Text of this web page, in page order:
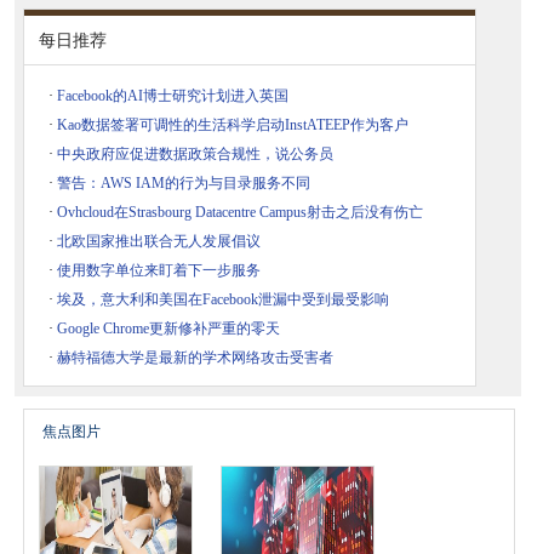
每日推荐
· Facebook的AI博士研究计划进入英国
· Kao数据签署可调性的生活科学启动InstATEEP作为客户
· 中央政府应促进数据政策合规性，说公务员
· 警告：AWS IAM的行为与目录服务不同
· Ovhcloud在Strasbourg Datacentre Campus射击之后没有伤亡
· 北欧国家推出联合无人发展倡议
· 使用数字单位来盯着下一步服务
· 埃及，意大利和美国在Facebook泄漏中受到最受影响
· Google Chrome更新修补严重的零天
· 赫特福德大学是最新的学术网络攻击受害者
焦点图片